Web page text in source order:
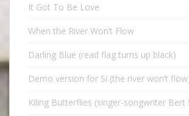
It Got To Be Love
When the River Won’t Flow
Darling Blue (read flag turns up black)
Demo version for Si (the river won’t
Kiling Butterflies (singer-songwriter Bert